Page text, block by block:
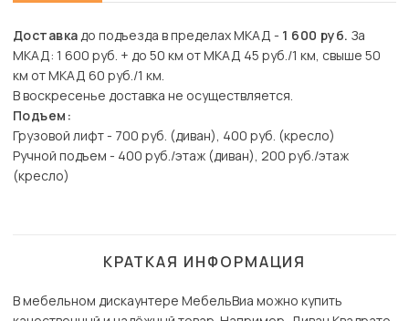
Доставкадо подъезда в пределах МКАД - 1 600 руб. За
МКАД: 1 600 руб. + до 50 км от МКАД 45 руб./1 км, свыше 50
км от МКАД 60 руб./1 км.
В воскресенье доставка не осуществляется.
Подъем:
Грузовой лифт - 700 руб. (диван), 400 руб. (кресло)
Ручной подъем - 400 руб./этаж (диван), 200 руб./этаж
(кресло)
КРАТКАЯ ИНФОРМАЦИЯ
В мебельном дискаунтере МебельВиа можно купить